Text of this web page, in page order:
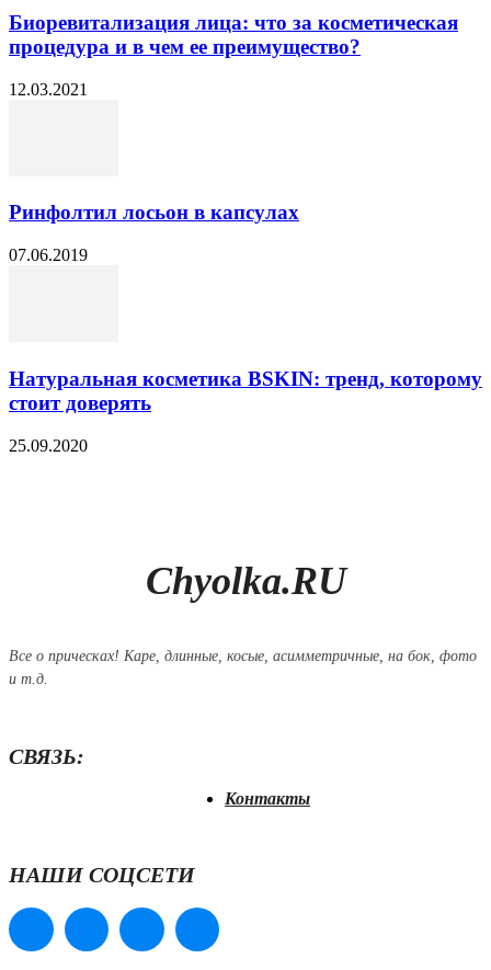
Биоревитализация лица: что за косметическая
процедура и в чем ее преимущество?
12.03.2021
Ринфолтил лосьон в капсулах
07.06.2019
Натуральная косметика BSKIN: тренд, которому
стоит доверять
25.09.2020
Chyolka.RU
Все о прическах! Каре, длинные, косые, асимметричные, на бок, фото
и т.д.
СВЯЗЬ:
Контакты
НАШИ СОЦСЕТИ